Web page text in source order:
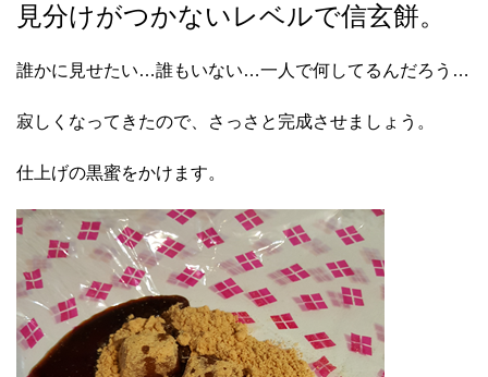
見分けがつかないレベルで信玄餅。
誰かに見せたい…誰もいない…一人で何してるんだろう…
寂しくなってきたので、さっさと完成させましょう。
仕上げの黒蜜をかけます。